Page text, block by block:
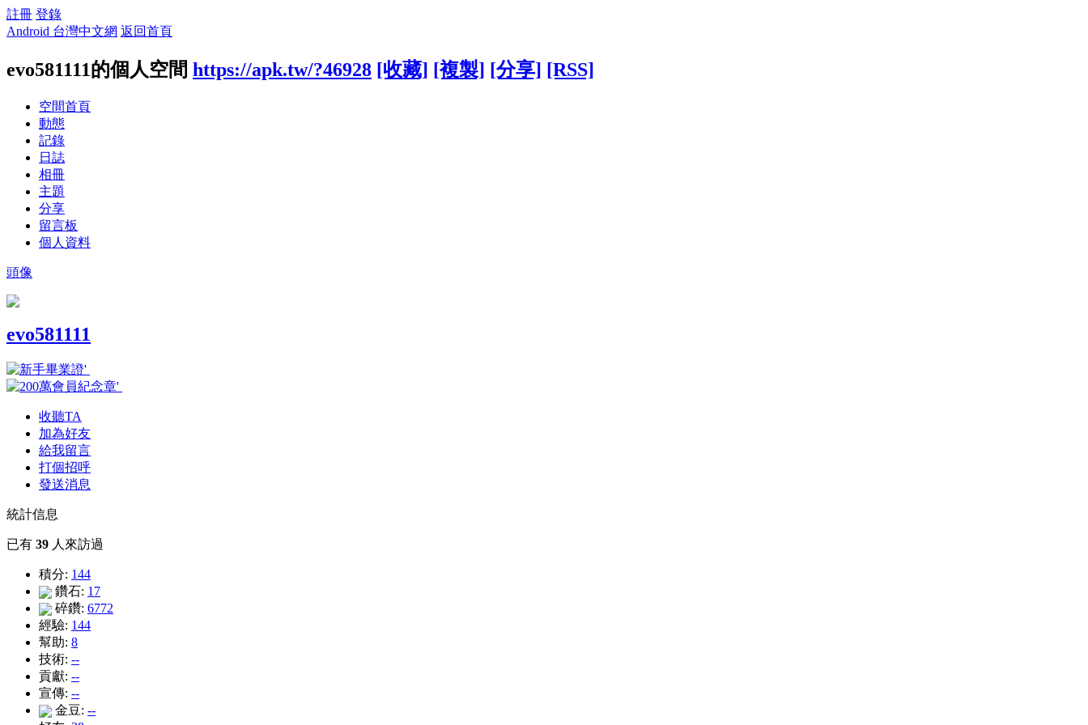
註冊 登錄
Android 台灣中文網 返回首頁
evo581111的個人空間 https://apk.tw/?46928 [收藏] [複製] [分享] [RSS]
空間首頁
動態
記錄
日誌
相冊
主題
分享
留言板
個人資料
頭像
evo581111
收聽TA
加為好友
給我留言
打個招呼
發送消息
統計信息
已有 39 人來訪過
積分: 144
鑽石: 17
碎鑽: 6772
經驗: 144
幫助: 8
技術: --
貢獻: --
宣傳: --
金豆: --